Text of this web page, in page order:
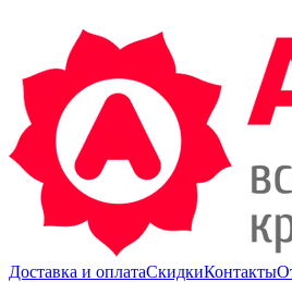
Доставка и оплатаСкидкиКонтакты